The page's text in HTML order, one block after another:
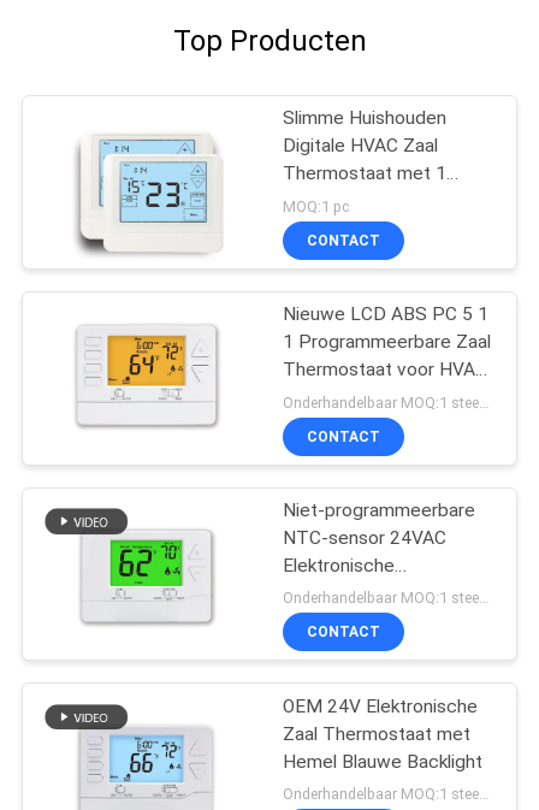
Top Producten
Slimme Huishouden
Digitale HVAC Zaal
Thermostaat met 1
Hitte/1 Koel Stadium
MOQ:1 pc
CONTACT
Nieuwe LCD ABS PC 5 1
1 Programmeerbare Zaal
Thermostaat voor HVAC-
Systeem
CONTACT
Niet-programmeerbare
NTC-sensor 24VAC
Elektronische
kamertermostaat
Onderhandelbaar MOQ:1 steekproef/overeen te komen
CONTACT
OEM 24V Elektronische
Zaal Thermostaat met
Hemel Blauwe Backlight
Onderhandelbaar MOQ:1 steekproef/overeen te komen